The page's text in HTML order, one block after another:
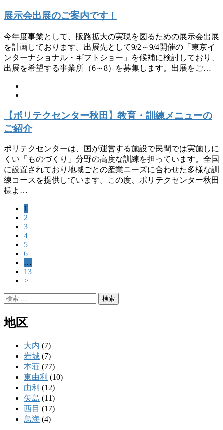
展示会出展のご案内です！
今年度事業として、販路拡大の実現を図るための展示会出展
を計画しております。出展先として9/2～9/4開催の「東京イ
ンターナショナル・ギフトショー」を候補に検討しており、
出展を希望する事業所（6～8）を募集します。出展をご…
【ポリテクセンター秋田】教育・訓練メニューの
ご紹介
ポリテクセンターは、国が運営する施設で民間では実施しに
くい「ものづくり」分野の高度な訓練を担っています。全国
に設置されており地域ごとの産業ニーズに合わせた多様な訓
練コースを提供しています。この度、ポリテクセンター秋田
様よ…
1
2
3
4
5
6
…
13
>
検
地区
大内 (7)
岩城 (7)
本荘 (77)
東由利 (10)
由利 (12)
矢島 (11)
西目 (17)
鳥海 (4)